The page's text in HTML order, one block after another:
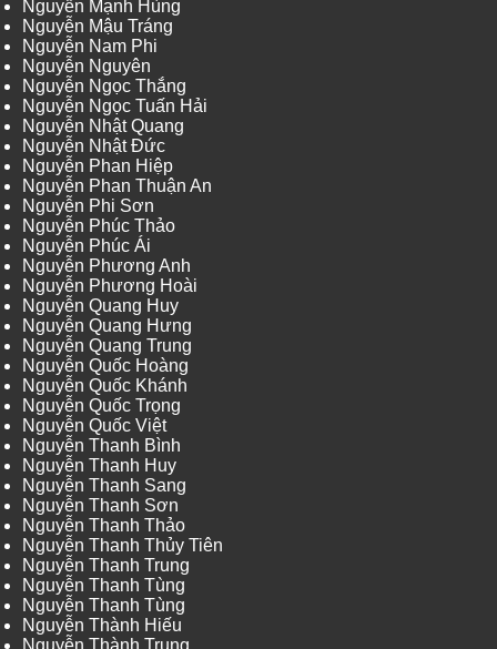
Nguyễn Mạnh Hùng
Nguyễn Mậu Tráng
Nguyễn Nam Phi
Nguyễn Nguyên
Nguyễn Ngọc Thắng
Nguyễn Ngọc Tuấn Hải
Nguyễn Nhật Quang
Nguyễn Nhật Đức
Nguyễn Phan Hiệp
Nguyễn Phan Thuận An
Nguyễn Phi Sơn
Nguyễn Phúc Thảo
Nguyễn Phúc Ái
Nguyễn Phương Anh
Nguyễn Phương Hoài
Nguyễn Quang Huy
Nguyễn Quang Hưng
Nguyễn Quang Trung
Nguyễn Quốc Hoàng
Nguyễn Quốc Khánh
Nguyễn Quốc Trọng
Nguyễn Quốc Việt
Nguyễn Thanh Bình
Nguyễn Thanh Huy
Nguyễn Thanh Sang
Nguyễn Thanh Sơn
Nguyễn Thanh Thảo
Nguyễn Thanh Thủy Tiên
Nguyễn Thanh Trung
Nguyễn Thanh Tùng
Nguyễn Thanh Tùng
Nguyễn Thành Hiếu
Nguyễn Thành Trung